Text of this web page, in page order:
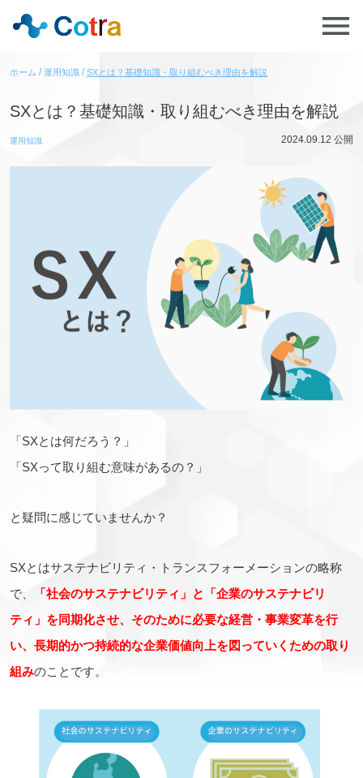
ホーム 運用知識 SXとは？基礎知識・取り組むべき理由を解説
SXとは？基礎知識・取り組むべき理由を解説
運用知識 2024.09.12 公開
「SXとは何だろう？」
「SXって取り組む意味があるの？」
と疑問に感じていませんか？
SXとはサステナビリティ・トランスフォーメーションの略称
で、
「社会のサステナビリティ」と「企業のサステナビリ
ティ」を同期化させ、そのために必要な経営・事業変革を行
い、長期的かつ持続的な企業価値向上を図っていくための取り
組みのことです。